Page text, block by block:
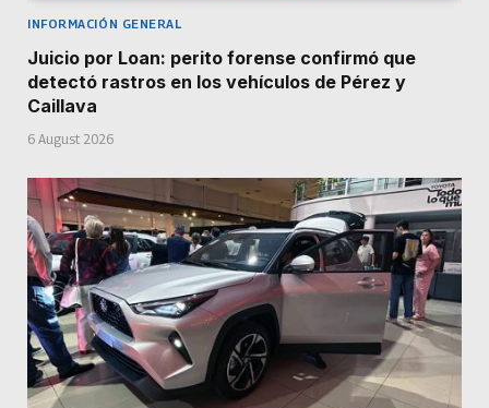
INFORMACIÓN GENERAL
Juicio por Loan: perito forense confirmó que
detectó rastros en los vehículos de Pérez y
Caillava
6 August 2026